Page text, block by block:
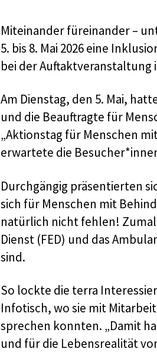
Miteinander füreinander –
5. bis 8. Mai 2026 eine
bei der Auftaktveranstaltung
Am Dienstag, den 5. Mai,
und die Beauftragte für
„Aktionstag für Menschen
erwartete die
Durchgängig präsentierten
sich für Menschen mit
natürlich nicht fehlen!
Dienst (FED) und das
sind.
So lockte die terra
Infotisch, wo sie mit
sprechen konnten. „Damit
und für die Lebensrealität